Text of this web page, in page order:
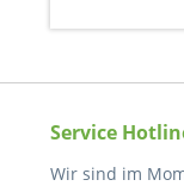
Service
Wir sind im